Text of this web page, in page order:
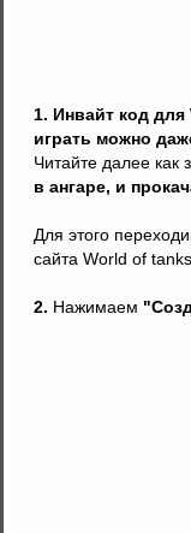
1. Инвайт код для
играть можно
Читайте далее как
в ангаре, и
Для этого
сайта World of
2. Нажимаем